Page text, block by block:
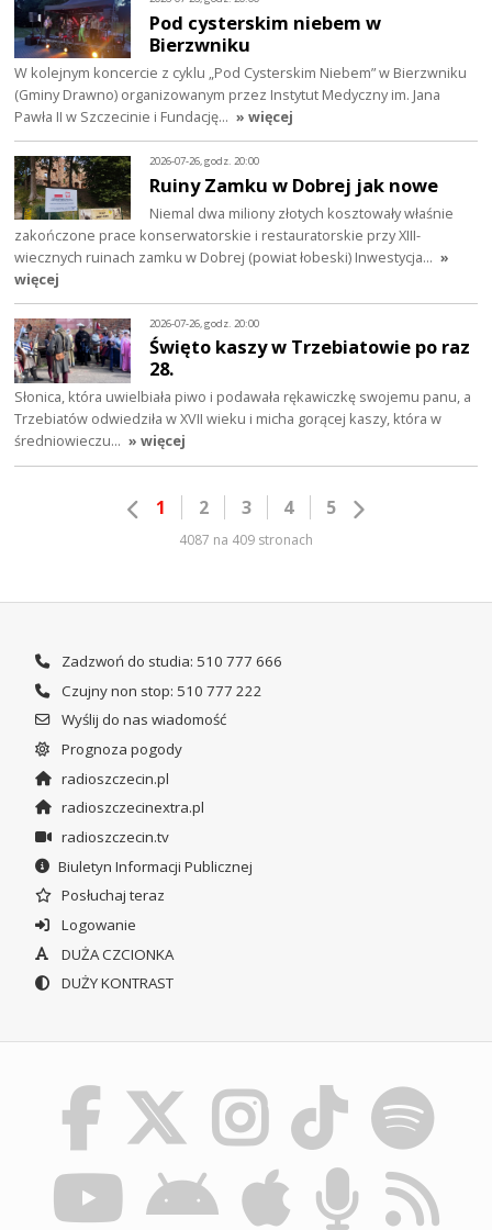
Pod cysterskim niebem w
Bierzwniku
W kolejnym koncercie z cyklu „Pod Cysterskim Niebem” w Bierzwniku
(Gminy Drawno) organizowanym przez Instytut Medyczny im. Jana
Pawła II w Szczecinie i Fundację… » więcej
2026-07-26, godz. 20:00
Ruiny Zamku w Dobrej jak nowe
Niemal dwa miliony złotych kosztowały właśnie
zakończone prace konserwatorskie i restauratorskie przy XIII-
wiecznych ruinach zamku w Dobrej (powiat łobeski) Inwestycja… »
więcej
2026-07-26, godz. 20:00
Święto kaszy w Trzebiatowie po raz
28.
Słonica, która uwielbiała piwo i podawała rękawiczkę swojemu panu, a
Trzebiatów odwiedziła w XVII wieku i micha gorącej kaszy, która w
średniowieczu… » więcej
1 2 3 4 5
4087 na 409 stronach
Zadzwoń do studia: 510 777 666
Czujny non stop: 510 777 222
Wyślij do nas wiadomość
Prognoza pogody
radioszczecin.pl
radioszczecinextra.pl
radioszczecin.tv
Biuletyn Informacji Publicznej
Posłuchaj teraz
Logowanie
DUŻA CZCIONKA
DUŻY KONTRAST